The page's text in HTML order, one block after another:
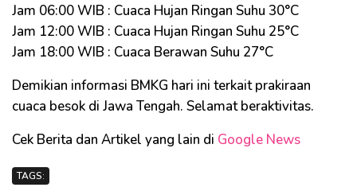
Jam 06:00 WIB : Cuaca Hujan Ringan Suhu 30°C
Jam 12:00 WIB : Cuaca Hujan Ringan Suhu 25°C
Jam 18:00 WIB : Cuaca Berawan Suhu 27°C
Demikian informasi BMKG hari ini terkait prakiraan
cuaca besok di Jawa Tengah. Selamat beraktivitas.
Cek Berita dan Artikel yang lain di Google News
TAGS: